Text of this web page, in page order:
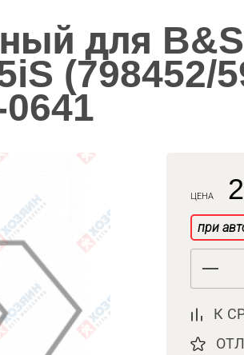
для B&S
(798452/
ЦЕНА
при
К